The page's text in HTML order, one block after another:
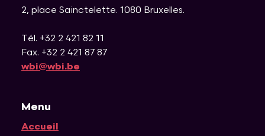
2, place Sainctelette. 1080 Bruxelles.
Tél. +32 2 421 82 11
Fax. +32 2 421 87 87
wbi@wbi.be
Menu
Accueil